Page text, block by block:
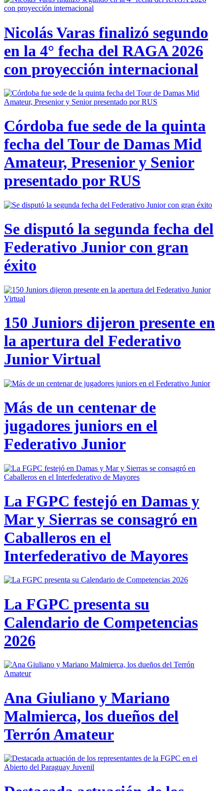
Nicolás Varas finalizó segundo
en la 4° fecha del RAGA 2026
con proyección internacional
Córdoba fue sede de la quinta
fecha del Tour de Damas Mid
Amateur, Presenior y Senior
presentado por RUS
Se disputó la segunda fecha del
Federativo Junior con gran
éxito
150 Juniors dijeron presente en
la apertura del Federativo
Junior Virtual
Más de un centenar de
jugadores juniors en el
Federativo Junior
La FGPC festejó en Damas y
Mar y Sierras se consagró en
Caballeros en el
Interfederativo de Mayores
La FGPC presenta su
Calendario de Competencias
2026
Ana Giuliano y Mariano
Malmierca, los dueños del
Terrón Amateur